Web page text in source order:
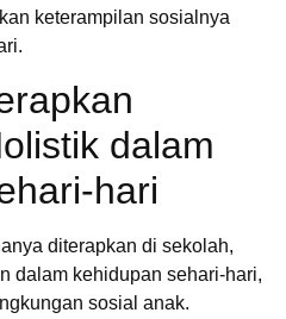
keterampilan sosialnya
dalam
hari
diterapkan di sekolah,
dalam kehidupan sehari-hari,
sosial anak.